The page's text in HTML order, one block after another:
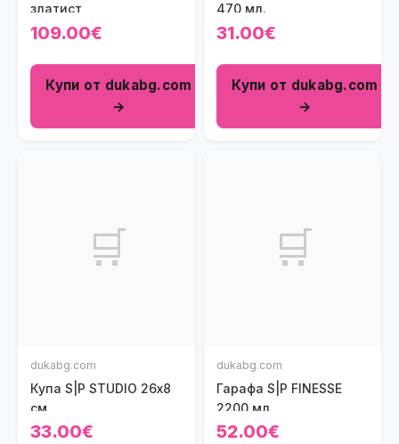
златист
109.00€
Купи от dukabg.com
→
470 мл.
31.00€
Купи от dukabg.com
→
🛒
dukabg.com
Купа S|P STUDIO 26х8
см.
33.00€
🛒
dukabg.com
Гарафа S|P FINESSE
2200 мл.
52.00€